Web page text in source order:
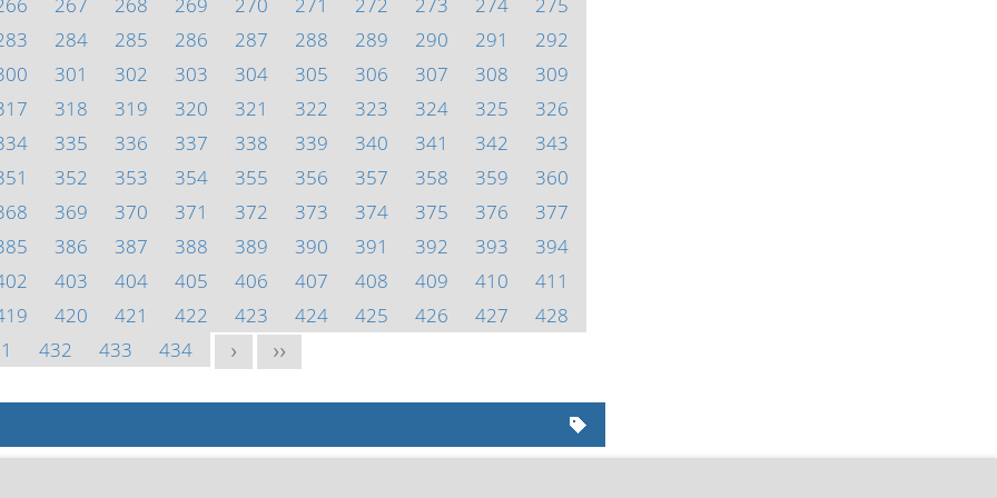
284 285 286 287 288 289 290 291
292
301 302 303 304 305 306 307 308
309
318 319 320 321 322 323 324 325
326
335 336 337 338 339 340 341 342
343
352 353 354 355 356 357 358 359
360
369 370 371 372 373 374 375 376
377
386 387 388 389 390 391 392 393
394
403 404 405 406 407 408 409 410
411
420 421 422 423 424 425 426 427
428
432 433 434 > >>